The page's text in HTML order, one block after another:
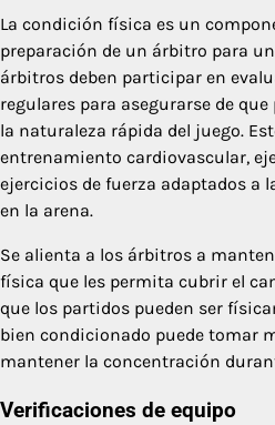
La condición física es un
preparación de un árbitro para
árbitros deben participar en
regulares para asegurarse de
la naturaleza rápida del juego.
entrenamiento cardiovascular,
ejercicios de fuerza adaptados a
en la arena.
Se alienta a los árbitros a
física que les permita cubrir el
que los partidos pueden ser
bien condicionado puede tomar
mantener la concentración
Verificaciones de equipo